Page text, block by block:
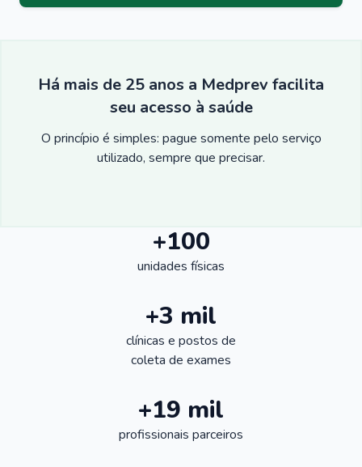
Há mais de 25 anos a Medprev facilita
seu acesso à saúde
O princípio é simples: pague somente pelo serviço
utilizado, sempre que precisar.
+100
unidades físicas
+3 mil
clínicas e postos de
coleta de exames
+19 mil
profissionais parceiros